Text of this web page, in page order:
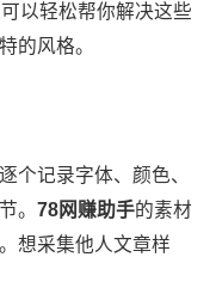
以轻松帮你解决这些
的风格。
个记录字体、颜色、
。 78网赚助手的素材
想采集他人文章样